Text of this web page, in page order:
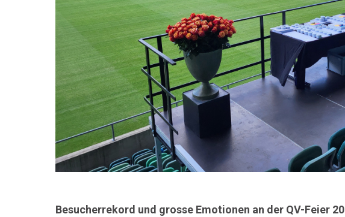
Besucherrekord und grosse Emotionen an der QV-Feier